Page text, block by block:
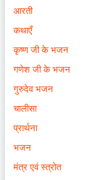
आरती
कथाएँ
कृष्ण जी के भजन
गणेश जी के भजन
गुरुदेव भजन
चालीसा
प्रार्थना
भजन
मंत्र एवं स्त्रोत